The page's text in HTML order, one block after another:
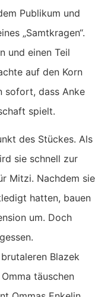
Publikum und
„Samtkragen“.
und einen Teil
auf den Korn
sofort, dass Anke
spielt.
des Stückes. Als
sie schnell zur
Mitzi. Nachdem sie
hatten, bauen
um. Doch
Blazek
täuschen